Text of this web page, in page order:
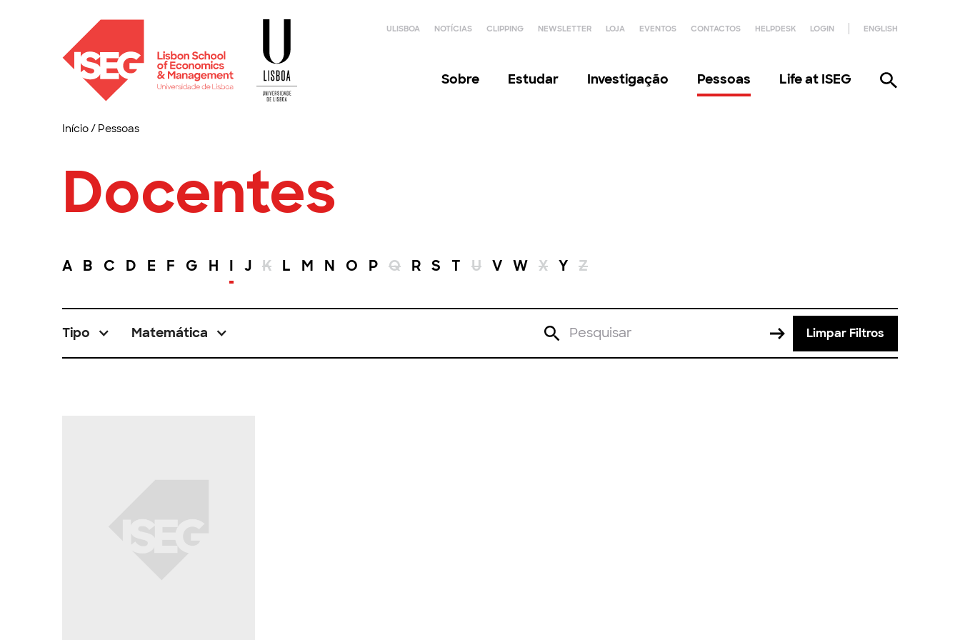
ULISBOA NOTÍCIAS CLIPPING NEWSLETTER LOJA EVENTOS CONTACTOS HELPDESK LOGIN ENGLISH
Sobre Estudar Investigação Pessoas Life at ISEG
Início/ Pessoas
Docentes
A B C D E F G H I J K L M N O P Q R S T U V W X Y Z
Tipo Matemática Limpar Filtros